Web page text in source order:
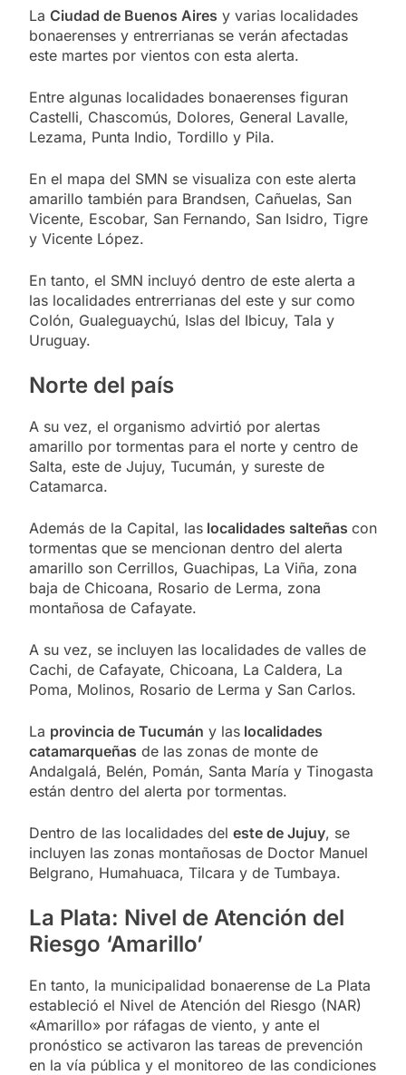
La Ciudad de Buenos Aires y varias localidades
bonaerenses y entrerrianas se verán afectadas
este martes por vientos con esta alerta.
Entre algunas localidades bonaerenses figuran
Castelli, Chascomús, Dolores, General Lavalle,
Lezama, Punta Indio, Tordillo y Pila.
En el mapa del SMN se visualiza con este alerta
amarillo también para Brandsen, Cañuelas, San
Vicente, Escobar, San Fernando, San Isidro, Tigre
y Vicente López.
En tanto, el SMN incluyó dentro de este alerta a
las localidades entrerrianas del este y sur como
Colón, Gualeguaychú, Islas del Ibicuy, Tala y
Uruguay.
Norte del país
A su vez, el organismo advirtió por alertas
amarillo por tormentas para el norte y centro de
Salta, este de Jujuy, Tucumán, y sureste de
Catamarca.
Además de la Capital, las localidades salteñas con
tormentas que se mencionan dentro del alerta
amarillo son Cerrillos, Guachipas, La Viña, zona
baja de Chicoana, Rosario de Lerma, zona
montañosa de Cafayate.
A su vez, se incluyen las localidades de valles de
Cachi, de Cafayate, Chicoana, La Caldera, La
Poma, Molinos, Rosario de Lerma y San Carlos.
La provincia de Tucumán y las localidades
catamarqueñas de las zonas de monte de
Andalgalá, Belén, Pomán, Santa María y Tinogasta
están dentro del alerta por tormentas.
Dentro de las localidades del este de Jujuy, se
incluyen las zonas montañosas de Doctor Manuel
Belgrano, Humahuaca, Tilcara y de Tumbaya.
La Plata: Nivel de Atención del
Riesgo ‘Amarillo’
En tanto, la municipalidad bonaerense de La Plata
estableció el Nivel de Atención del Riesgo (NAR)
«Amarillo» por ráfagas de viento, y ante el
pronóstico se activaron las tareas de prevención
en la vía pública y el monitoreo de las condiciones